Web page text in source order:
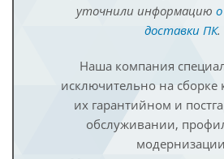
уточнили информацию
доставки ПК.
Наша компания
исключительно на сборке
их гарантийном и
обслуживании,